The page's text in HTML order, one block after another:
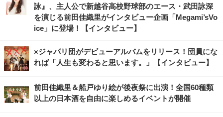
詠』、主人公で新越谷高校野球部のエース・武田詠深
を演じる前田佳織里がインタビュー企画「Megami’sVo
ice」に登場！【インタビュー】
×ジャパリ団がデビューアルバムをリリース！団員にな
れば「人生も変わると思います。」【インタビュー】
前田佳織里＆船戸ゆり絵が後夜祭に出演！全国60種類
以上の日本酒を自由に楽しめるイベントが開催